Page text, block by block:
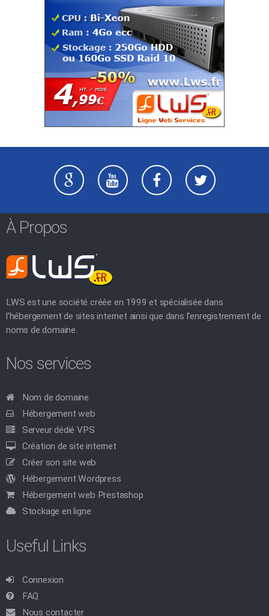
À Propos
LWS est une société créée en 1999 et spécialisée dans
l'hébergement de sites internet ainsi que dans l'enregistrement de
noms de domaine.
Nos services
Nom de domaine
Hébergement web
Serveur dédié VPS
Création de site internet
Créer son site web
Hébergement Wordpress
Hébergement web Prestashop
Stockage en ligne
Useful Links
Connexion
FAQ
Nous contacter